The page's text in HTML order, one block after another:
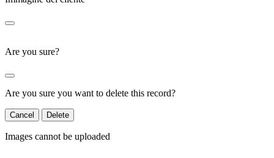
Are you sure?
Are you sure you want to delete this record?
Cancel Delete
Images cannot be uploaded